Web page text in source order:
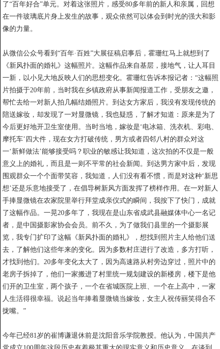
了“百年好合”单元。对着这张照片，感受80多年前的新人和亲属，回想
在一件玻璃底片身上发生的故事，观众依然可以体会到时光的强大和影
像的力量。
从微信公众号看到“百年·百姓”大展征稿启事后，霍珊红马上就想到了
《新风扑面的婚礼》这幅照片。这幅作品来自基层，接地气，让人耳目
一新，以小见大地反映人们的思想变化。霍珊红告诉本报记者：“这幅照
片拍摄于20年前，当时我在乡镇政府从事新闻报道工作，受朋友之邀，
帮忙去给一对新人拍几幅结婚照片。到达女方家后，我没有发现传统的
陪送嫁妆，却发现了一对显微镜，我也疑惑，了解才知道：原来是为了
今后更好地开卫生室使用。当时当地，嫁妆是‘电冰箱、洗衣机、彩电、
摩托车’四大件，现在女方打破传统，男方或者四邻八村的群众对这
一‘新鲜做法’能够接受吗？职业的敏感让我知道，这次拍的不仅是一般
意义上的婚礼，而且是一则不平常的社会新闻。到达男方家中后，发现
围观群众一个个面带笑容，我知道，人们没有看不惯，而是对这种‘新思
想’还是乐意地接受了，在倡导树新风方面发挥了榜样作用。在一对新人
手捧显微镜在农家院里举行拜堂成亲仪式的瞬间，我按下了快门，成就
了这幅作品。一晃20多年了，我现在是山东省成武县融媒体中心一名记
者，是中国摄影家协会会员。前不久，为了做我们县里的一个摄影展
览，我专门扩印了这幅《新风扑面的婚礼》，想找到照片主人给他们送
去，了解他们这些年来的变化。因为多数村庄进行了改造，多方打听，
才找到他们。20多年变化太大了，因为高速路从村旁边穿过，照片中的
老房子拆掉了，他们一家搬进了村里统一规划建设的新楼房，楼下是他
们开的卫生室，两个孩子，一个在省城医院上班、一个在上高中，一家
人生活得很幸福。说起当年捧着显微镜当嫁妆，女主人祝传丽笑得合不
拢嘴。”
今年已经81岁的崔博谦退休前是沈阳音乐学院教授。他认为，中国共产